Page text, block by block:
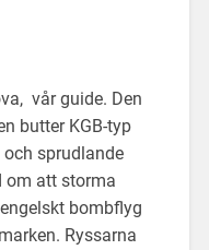
vår guide. Den
butter KGB-typ
och sprudlande
om att storma
bombflyg
Ryssarna